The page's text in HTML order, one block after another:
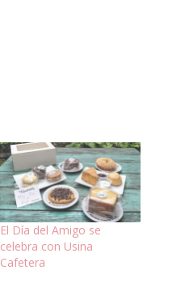
El Día del Amigo se
celebra con Usina
Cafetera